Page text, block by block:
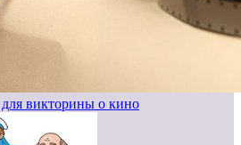
викторины о кино